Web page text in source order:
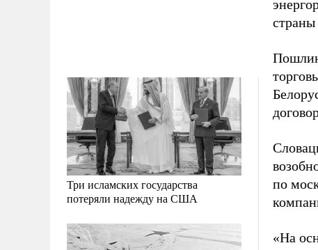
Три исламских государства
потеряли надежду на США
по
«На